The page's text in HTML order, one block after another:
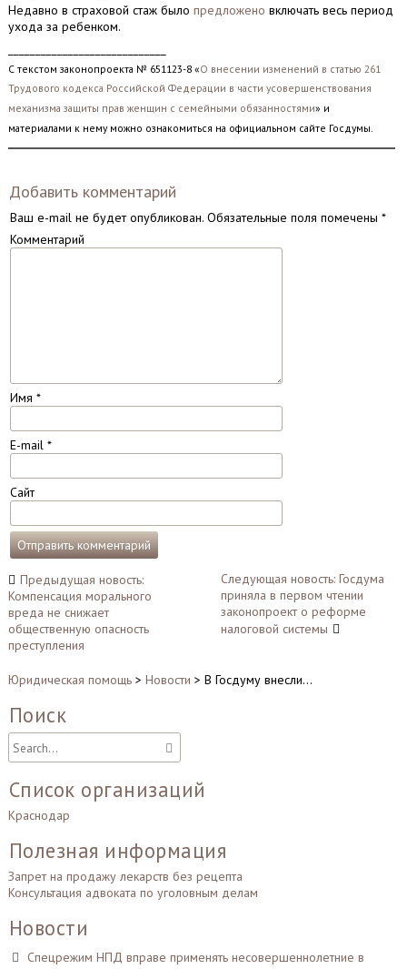
Недавно в страховой стаж было предложено включать весь период
ухода за ребенком.
С текстом законопроекта № 651123-8 «О внесении изменений в статью 261
Трудового кодекса Российской Федерации в части усовершенствования
механизма защиты прав женщин с семейными обязанностями» и
материалами к нему можно ознакомиться на официальном сайте Госдумы.
Добавить комментарий
Ваш e-mail не будет опубликован.Обязательные поля помечены *
Комментарий
Имя *
E-mail *
Сайт
Навигация
по
записям
Предыдущая новость:
Компенсация морального
вреда не снижает
общественную опасность
преступления
Следующая новость: Госдума
приняла в первом чтении
законопроект о реформе
налоговой системы
Юридическая помощь> Новости > В Госдуму внесли…
Поиск
Список организаций
Краснодар
Полезная информация
Запрет на продажу лекарств без рецепта
Консультация адвоката по уголовным делам
Новости
Спецрежим НПД вправе применять несовершеннолетние в